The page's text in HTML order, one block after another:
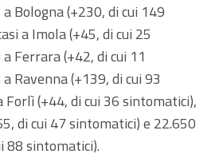
Bologna (+230, di cui 149
a Imola (+45, di cui 25
Ferrara (+42, di cui 11
Ravenna (+139, di cui 93
(+44, di cui 36 sintomatici),
di cui 47 sintomatici) e 22.650
88 sintomatici).